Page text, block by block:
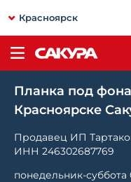
Красноярск
Планка под
Красноярске
Продавец ИП
ИНН 246302687769
понедельник-суббота